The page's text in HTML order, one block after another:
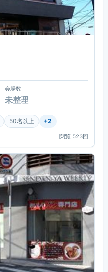
会場数
未整理
50名以上 +2
閲覧 523回